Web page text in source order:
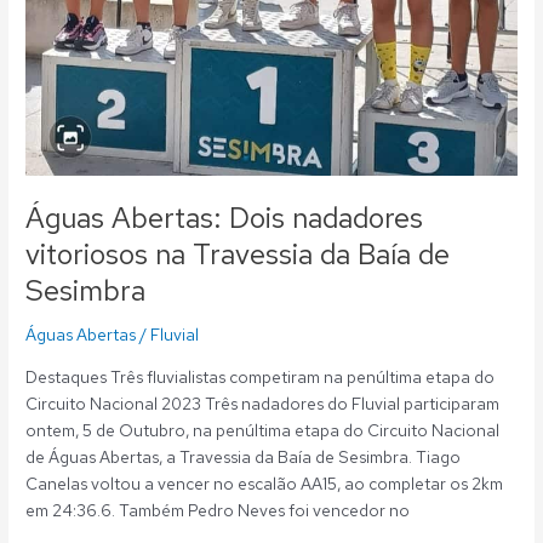
Águas Abertas: Dois nadadores
vitoriosos na Travessia da Baía de
Sesimbra
Águas Abertas/ Fluvial
Destaques Três fluvialistas competiram na penúltima etapa do
Circuito Nacional 2023 Três nadadores do Fluvial participaram
ontem, 5 de Outubro, na penúltima etapa do Circuito Nacional
de Águas Abertas, a Travessia da Baía de Sesimbra. Tiago
Canelas voltou a vencer no escalão AA15, ao completar os 2km
em 24:36.6. Também Pedro Neves foi vencedor no